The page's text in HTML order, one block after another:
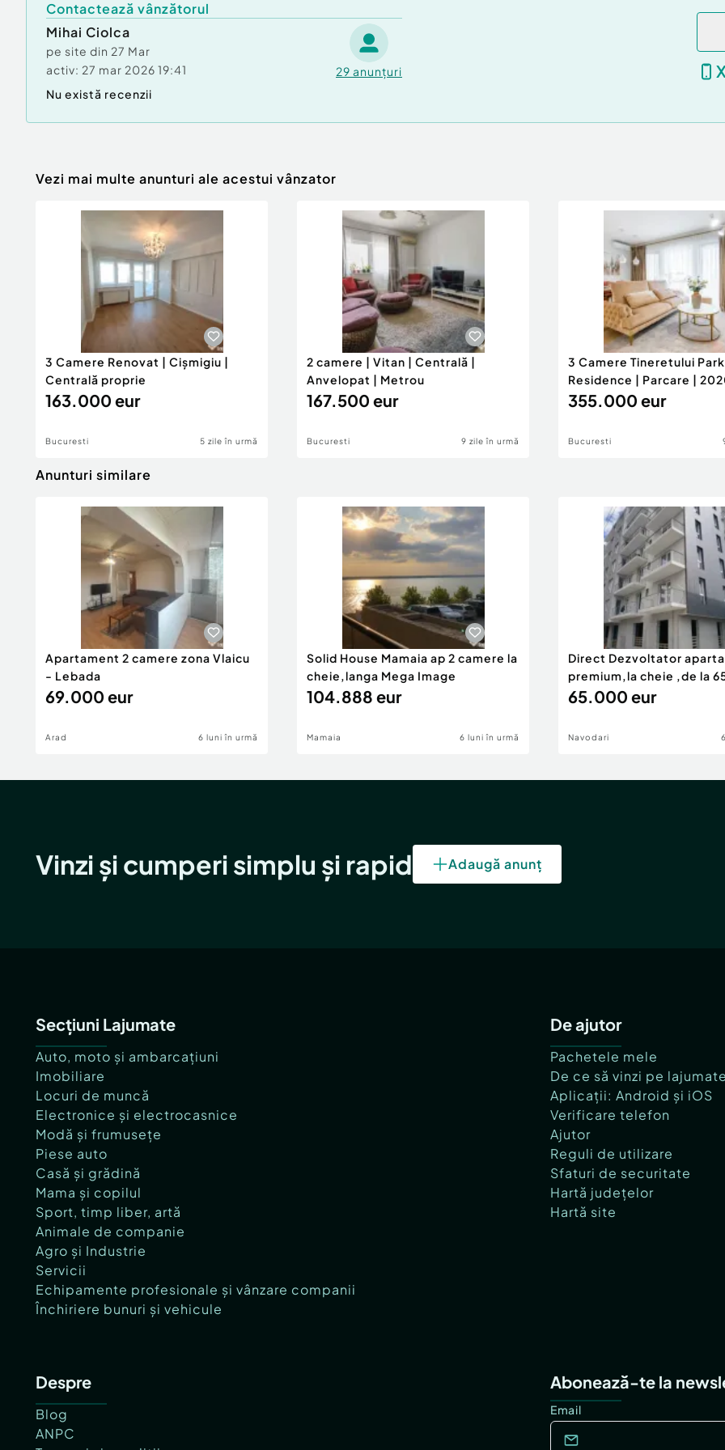
Contactează vânzătorul
Mihai Ciolca
pe site din 27 Mar
activ: 27 mar 2026 19:41 29 anunțuri
Nu există recenzii
Vezi mai multe anunturi ale acestui vânzator
3 Camere Renovat | Cișmigiu |
Centrală proprie
163.000 eur
Bucuresti 5 zile în urmă
2 camere | Vitan | Centrală |
Anvelopat | Metrou
167.500 eur
Bucuresti 9 zile în urmă
3 Camere Tineretului Park
Residence | Parcare |
355.000 eur
Bucuresti
Anunturi similare
Apartament 2 camere zona Vlaicu
- Lebada
69.000 eur
Arad 6 luni în urmă
Solid House Mamaia ap 2 camere la
cheie,langa Mega Image
104.888 eur
Mamaia 6 luni în urmă
Direct Dezvoltator
premium,la cheie ,de la
eur
65.000 eur
Navodari
Vinzi și cumperi simplu și rapid Adaugă anunț
Secțiuni Lajumate
Auto, moto și ambarcațiuni
Imobiliare
Locuri de muncă
Electronice și electrocasnice
Modă și frumusețe
Piese auto
Casă și grădină
Mama și copilul
Sport, timp liber, artă
Animale de companie
Agro și Industrie
Servicii
Echipamente profesionale și vânzare companii
Închiriere bunuri și vehicule
De ajutor
Pachetele mele
De ce să vinzi pe
Aplicații: Android și iOS
Verificare telefon
Ajutor
Reguli de utilizare
Sfaturi de securitate
Hartă județelor
Hartă site
Despre
Blog
ANPC
Abonează-te la
Email